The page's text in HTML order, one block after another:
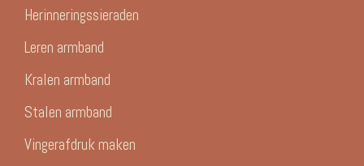
Herinneringssieraden
Leren armband
Kralen armband
Stalen armband
Vingerafdruk maken